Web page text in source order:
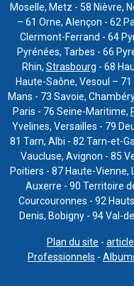
Moselle, Metz - 58 Nièvre,
– 61 Orne, Alençon - 62
Clermont-Ferrand - 64
Pyrénées, Tarbes - 66
Rhin, Strasbourg - 68
Haute-Saône, Vesoul –
Mans - 73 Savoie,
Paris - 76 Seine-Maritime,
Yvelines, Versailles - 79
81 Tarn, Albi - 82 Tarn-et-
Vaucluse, Avignon - 85
Poitiers - 87 Haute-Vienne,
Auxerre - 90 Territoire
Courcouronnes - 92
Denis, Bobigny - 94 Val-
Plan du site -
Professionnels -